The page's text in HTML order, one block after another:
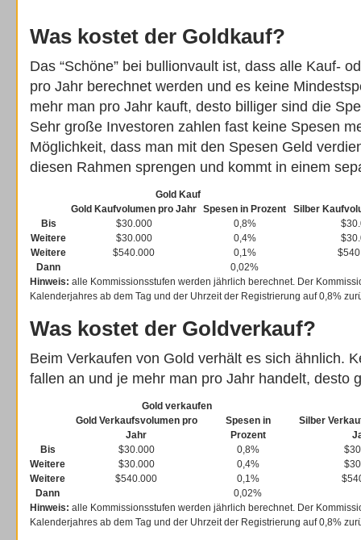
Was kostet der Goldkauf?
Das “Schöne” bei bullionvault ist, dass alle Kauf-
pro Jahr berechnet werden und es keine
mehr man pro Jahr kauft, desto billiger sind die
Sehr große Investoren zahlen fast keine Spesen
Möglichkeit, dass man mit den Spesen Geld
diesen Rahmen sprengen und kommt in einem
Gold Kauf
Gold Kaufvolumen pro Jahr Spesen in Prozent
Silber
Bis
$30.000 0,8%
Weitere
$30.000 0,4%
Weitere
$540.000 0,1%
Dann
0,02%
Hinweis: alle Kommissionsstufen werden jährlich berechnet. Der
Kalenderjahres ab dem Tag und der Uhrzeit der Registrierung auf 0,8%
Was kostet der Goldverkauf?
Beim Verkaufen von Gold verhält es sich ähnlich.
fallen an und je mehr man pro Jahr handelt, desto
Gold verkaufen
Gold Verkaufsvolumen pro
Jahr
Spesen in
Prozent
Silber
Bis
$30.000 0,8%
Weitere
$30.000 0,4%
Weitere
$540.000 0,1%
Dann
0,02%
Hinweis: alle Kommissionsstufen werden jährlich berechnet. Der
Kalenderjahres ab dem Tag und der Uhrzeit der Registrierung auf 0,8%